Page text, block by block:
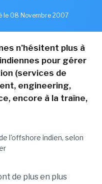
le 08 Novembre 2007
n'hésitent plus à
pour gérer
(services de
engineering,
encore à la traîne,
de plus en plus